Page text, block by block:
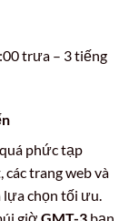
trưa – 3 tiếng
phức tạp
các trang web và
chọn tối ưu.